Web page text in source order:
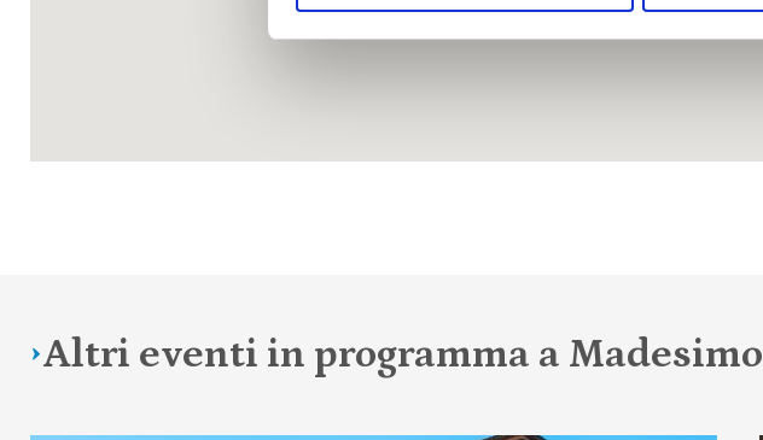
Altri eventi in programma a Madesimo